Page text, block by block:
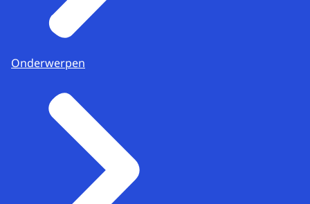
Onderwerpen